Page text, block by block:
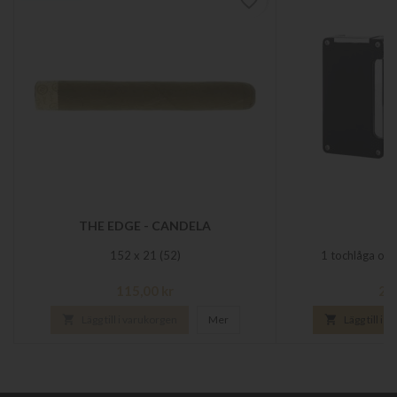
THE EDGE - CANDELA
152 x 21 (52)
Mer
1 tochlåga